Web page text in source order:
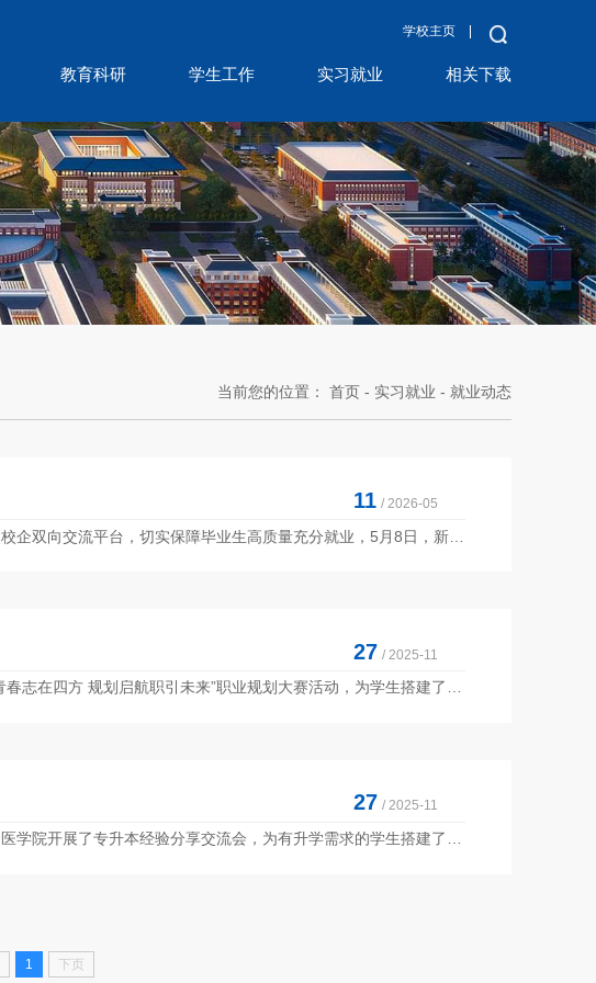
学校主页
教育科研 学生工作 实习就业 相关下载
当前您的位置： 首页 - 实习就业 - 就业动态
11 / 2026-05
为扎实推进毕业生就业工作，落实访企拓岗促就业工作要求，搭建校企双向交流平台，切实保障毕业生高质量充分就业，5月8日，新疆和田学院北校区中医学院、药学院、管理学院联合举办2026届毕业生专场招聘会。本次招聘会结合三所学院专业特色，引进多家优质用人单位，岗位涵盖医疗服务、药品加工、旅游管理等多个领域，岗位适配度高，覆盖面广，精准贴合毕业生求职需求。招聘会现场秩序井然、氛围浓厚，全校共计200余名毕业生参会。同学们手持简历，...
27 / 2025-11
为提升学生职业竞争力与未来发展潜力，中医学院近日举办“筑梦青春志在四方 规划启航职引未来”职业规划大赛活动，为学生搭建了职业探索与能力展示的平台。此次大赛旨在帮助学生明确职业发展方向，培养职业探索与决策能力。活动中，学院特别强调“学业与职业对接”，鼓励学生将中医药专业学习与未来职业发展紧密结合，进一步明确学习目标、激发学习动力。大赛现场氛围热烈，来自各年级的参赛选手围绕自我认知、职业定位、发展路径等内容展开精彩展示。...
27 / 2025-11
为帮助学生明确专升本意义、梳理目标院校与备考方向，近日，中医学院开展了专升本经验分享交流会，为有升学需求的学生搭建了经验交流与学习提升的平台。此次交流会聚焦学生备考实际需求，重点提炼了分享人的备考干货，将零散的个人经验系统整合为可借鉴、可使用的“备考工具”，助力更多学生实现高效备考。活动中，分享人通过展示真实的专升本路径与学习成效，生动讲述了备考过程中的心得与感悟，有效激发了在场学生的升学动力，营造出积极向上的学业成长氛围。...
1 下页